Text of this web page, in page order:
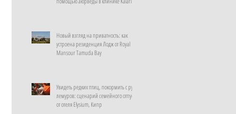
Новый взгляд на приватность: как
устроена резиденция Лодж от Royal
Mansour Tamuda Bay
Увидеть редких птиц, покормить с рук
лемуров: сценарий семейного отпуска
от отеля Elysium, Кипр